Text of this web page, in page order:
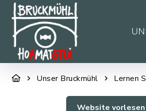
Unser Bruckmühl Lernen
Website vorlesen